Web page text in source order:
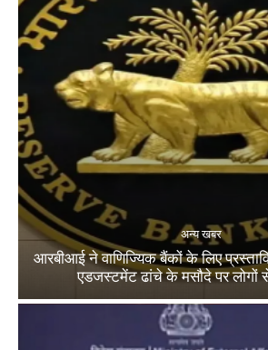
अन्य खबर
आरबीआई ने वाणिज्यिक बैंकों के लिए
एडजस्टमेंट ढांचे के मसौदे पर लोगों